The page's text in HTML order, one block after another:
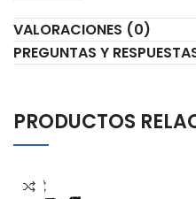
VALORACIONES (0)
PREGUNTAS Y
PRODUCTOS